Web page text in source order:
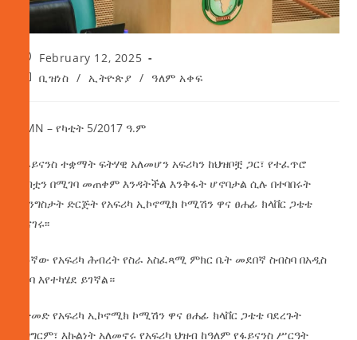
February 12, 2025
ቢዝነስ / ኢትዮጵያ / ዓለም አቀፍ
AMN – የካቲት 5/2017 ዓ.ም
የፋይናንስ ተቋማት ፍትሃዊ አለመሆን አፍሪካን ከህዝቦቿ ጋር፣ የተፈጥሮ
ሀብቷን በሚገባ መጠቀም እንዳትችል እንቅፋት ሆኖባታል ሲሉ በተባበሩት
መንግስታት ድርጅት የአፍሪካ ኢኮኖሚክ ኮሚሽን ዋና ፀሐፊ ክላቨር ጋቴቴ
ተናገሩ፡፡
46ኛውየአፍሪካ ሕብረት የስራ አስፈጻሚ ምክር ቤት መደበኛ ስብስባ በአዲስ
አበባ እየተካሄደ ይገኛል።
በተመድ የአፍሪካ ኢኮኖሚክ ኮሚሽን ዋና ፀሐፊ ክላቨር ጋቴቴ ባደረጉት
ንግግርም፣ እኩልነት አለመኖሩ የአፍሪካ ህዝብ ከዓለም የፋይናንስ ሥርዓት